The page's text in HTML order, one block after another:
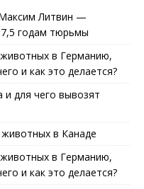
Литвин —
годам тюрьмы
в Германию,
и как это делается?
для чего вывозят
в Канаде
в Германию,
и как это делается?